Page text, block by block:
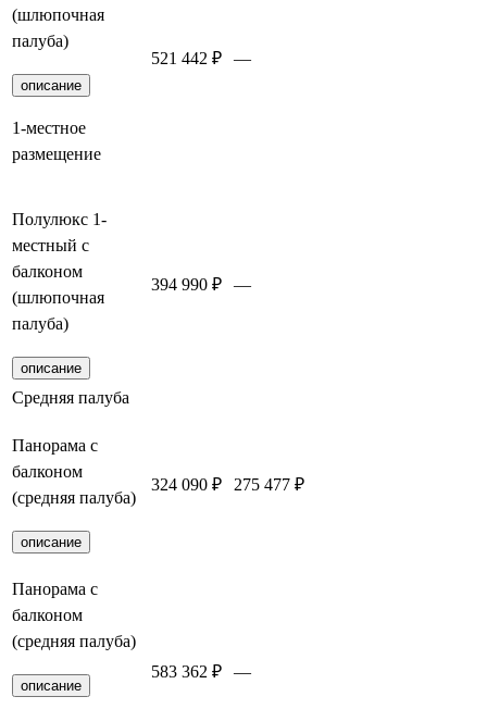
(шлюпочная
палуба)
описание
1-местное
размещение
521 442 ₽ —
Полулюкс 1-
местный с
балконом
(шлюпочная
палуба)
описание
394 990 ₽ —
Средняя палуба
Панорама с
балконом
(средняя палуба)
описание
324 090 ₽ 275 477 ₽
Панорама с
балконом
(средняя палуба)
описание
583 362 ₽ —